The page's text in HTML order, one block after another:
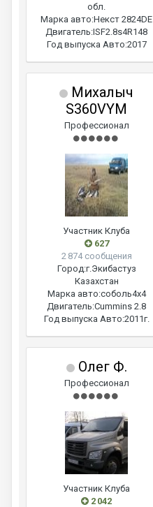
обл.
Марка авто:Некст 2824DE
Двигатель:ISF2.8s4R148
Год выпуска Авто:2017
Михалыч
S360VYM
Профессионал
Участник Клуба
627
2 874 сообщения
Город:г.Экибастуз
Казахстан
Марка авто:соболь4х4
Двигатель:Cummins 2.8
Год выпуска Авто:2011г.
Олег Ф.
Профессионал
Участник Клуба
2 042